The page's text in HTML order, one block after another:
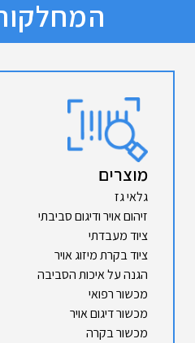
מוצרים
גלאי גז
זיהום אויר ודיגום סביבתי
ציוד מעבדתי
ציוד בקרת מיזוג אויר
הגנה על איכות הסביבה
מכשור רפואי
מכשור דיגום אויר
מכשור בקרה